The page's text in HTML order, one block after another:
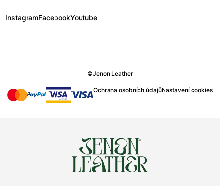
InstagramFacebookYoutube
©Jenon Leather
Ochrana osobních údajůNastavení cookies